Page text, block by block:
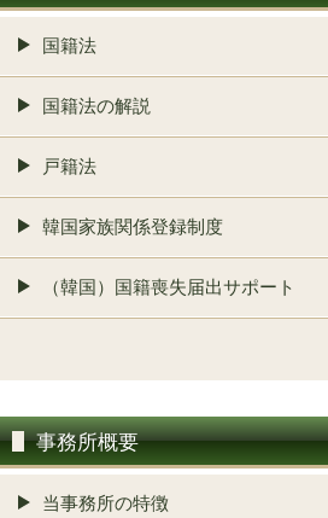
国籍法
国籍法の解説
戸籍法
韓国家族関係登録制度
（韓国）国籍喪失届出サポート
事務所概要
当事務所の特徴